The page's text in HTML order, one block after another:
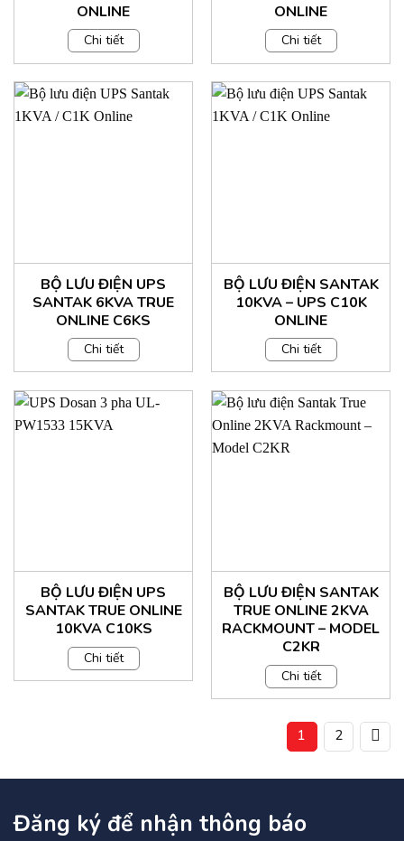
ONLINE
Chi tiết
ONLINE
Chi tiết
BỘ LƯU ĐIỆN UPS
SANTAK 6KVA TRUE
ONLINE C6KS
Chi tiết
BỘ LƯU ĐIỆN SANTAK
10KVA – UPS C10K
ONLINE
Chi tiết
BỘ LƯU ĐIỆN UPS
SANTAK TRUE ONLINE
10KVA C10KS
Chi tiết
BỘ LƯU ĐIỆN SANTAK
TRUE ONLINE 2KVA
RACKMOUNT – MODEL
C2KR
Chi tiết
1 2
Đăng ký để nhận thông báo